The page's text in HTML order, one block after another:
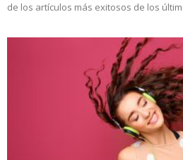
de los artículos más exitosos de los